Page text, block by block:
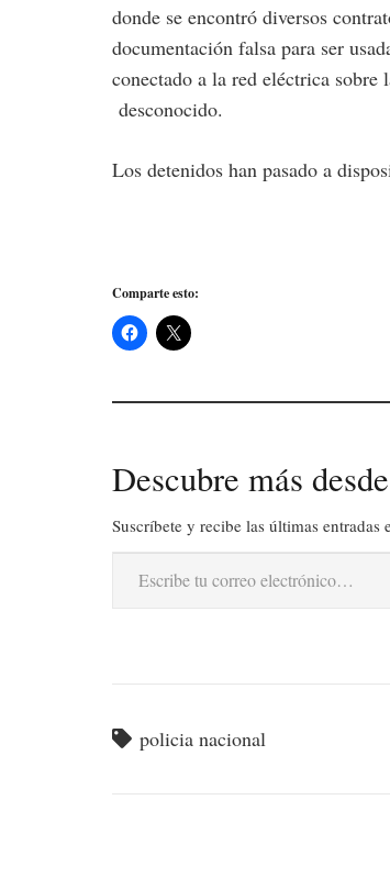
donde se encontró diversos
documentación falsa para ser
conectado a la red eléctrica
desconocido.
Los detenidos han pasado a
Comparte esto:
Descubre más
Suscríbete y recibe las últimas entradas
Escribe tu correo electrónico…
policia nacional